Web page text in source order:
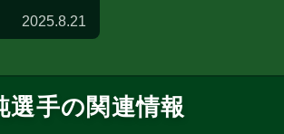
2025.8.21
選手の関連情報